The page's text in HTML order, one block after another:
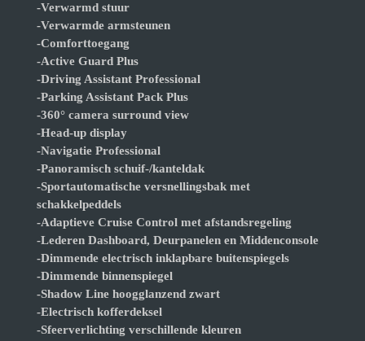
-Verwarmd stuur
-Verwarmde armsteunen
-Comforttoegang
-Active Guard Plus
-Driving Assistant Professional
-Parking Assistant Pack Plus
-360° camera surround view
-Head-up display
-Navigatie Professional
-Panoramisch schuif-/kanteldak
-Sportautomatische versnellingsbak met
schakkelpeddels
-Adaptieve Cruise Control met afstandsregeling
-Lederen Dashboard, Deurpanelen en Middenconsole
-Dimmende electrisch inklapbare buitenspiegels
-Dimmende binnenspiegel
-Shadow Line hoogglanzend zwart
-Electrisch kofferdeksel
-Sfeerverlichting verschillende kleuren